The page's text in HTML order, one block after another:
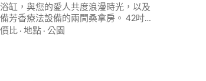
缸，與您的愛人共度浪漫時光，以及
芳香療法設備的兩間桑拿房。 42吋電
可供浴缸和桑拿房使用。 臥室設計適
比 · 地點 · 公園